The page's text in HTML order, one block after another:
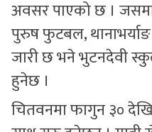
अवसर पाएको छ । जसमा
पुरुष फुटबल,
जारी छ भने भुटनदेवी
हुनेछ ।
चितवनमा फागुन ३०